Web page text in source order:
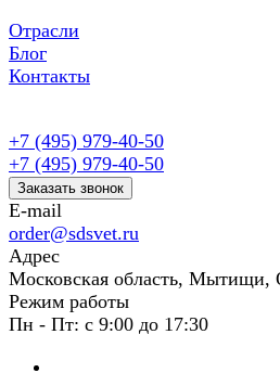
Отрасли
Блог
Контакты
+7 (495) 979-40-50
+7 (495) 979-40-50
Заказать звонок
E-mail
order@sdsvet.ru
Адрес
Московская область, Мытищи,
Режим работы
Пн - Пт: с 9:00 до 17:30